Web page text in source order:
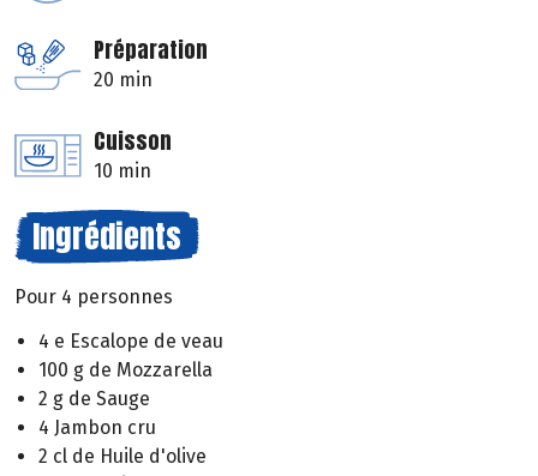
Préparation
20 min
Cuisson
10 min
Ingrédients
Pour 4 personnes
4 e Escalope de veau
100 g de Mozzarella
2 g de Sauge
4 Jambon cru
2 cl de Huile d'olive